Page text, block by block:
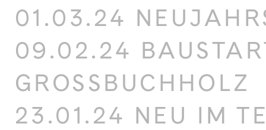
01.03.24
09.02.24
GROSSBUCHHOLZ
23.01.24 NEU IM